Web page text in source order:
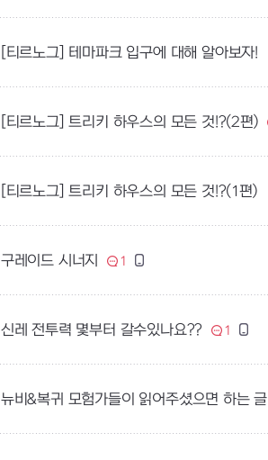
[티르노그] 테마파크 입구에 대해 알아보자!
[티르노그] 트리키 하우스의 모든 것!?(2편)
[티르노그] 트리키 하우스의 모든 것!?(1편)
구레이드 시너지 1
신레 전투력 몇부터 갈수있나요?? 1
뉴비&복귀 모험가들이 읽어주셨으면 하는 글